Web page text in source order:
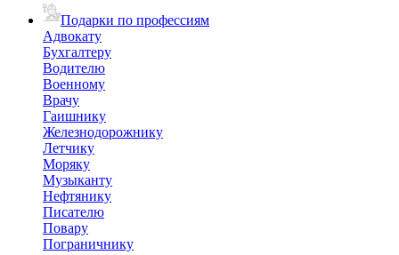
Подарки по профессиям
Адвокату
Бухгалтеру
Водителю
Военному
Врачу
Гаишнику
Железнодорожнику
Летчику
Моряку
Музыканту
Нефтянику
Писателю
Повару
Пограничнику